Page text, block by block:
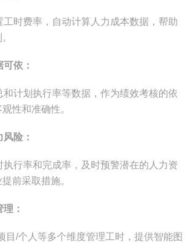
工时费率，自动计算人力成本数据，帮助
依：
和计划执行率等数据，作为绩效考核的依
性和准确性。
险：
执行率和完成率，及时预警潜在的人力资
前采取措施。
：
目/个人等多个维度管理工时，提供智能图